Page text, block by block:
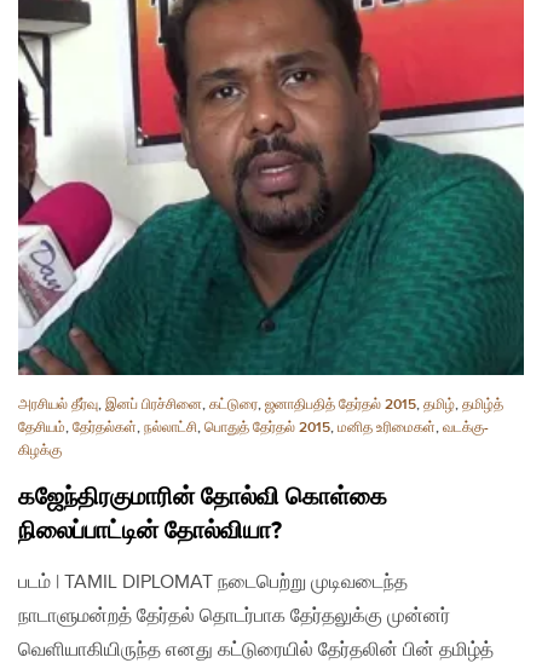
அரசியல் தீர்வு, இனப் பிரச்சினை, கட்டுரை, ஜனாதிபதித் தேர்தல் 2015, தமிழ், தமிழ்த்
தேசியம், தேர்தல்கள், நல்லாட்சி, பொதுத் தேர்தல் 2015, மனித உரிமைகள், வடக்கு-
கிழக்கு
கஜேந்திரகுமாரின் தோல்வி கொள்கை
நிலைப்பாட்டின் தோல்வியா?
படம் | TAMIL DIPLOMAT நடைபெற்று முடிவடைந்த
நாடாளுமன்றத் தேர்தல் தொடர்பாக தேர்தலுக்கு முன்னர்
வெளியாகியிருந்த எனது கட்டுரையில் தேர்தலின் பின் தமிழ்த்